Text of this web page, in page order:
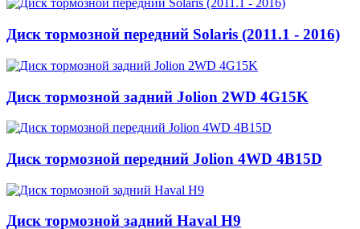
Диск тормозной передний Solaris (2011.1 - 2016)
Диск тормозной задний Jolion 2WD 4G15K
Диск тормозной передний Jolion 4WD 4B15D
Диск тормозной задний Haval H9